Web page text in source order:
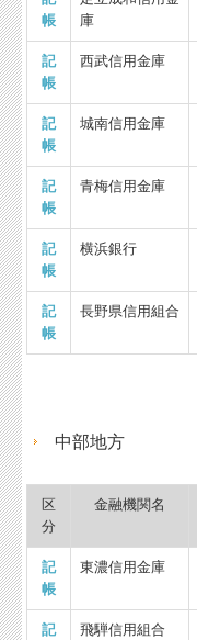
帳
庫
記
帳
西武信用金庫
記
帳
城南信用金庫
記
帳
青梅信用金庫
記
帳
横浜銀行
記
帳
長野県信用組合
中部地方
区
分
金融機関名
記
帳
東濃信用金庫
記
飛騨信用組合